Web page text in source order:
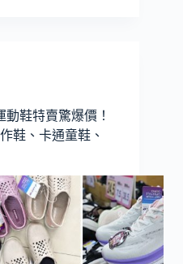
動鞋特賣驚爆價！
鞋、卡通童鞋、